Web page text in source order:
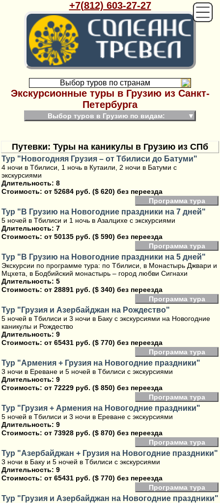
+7(812) 603-27-27
Выбор туров по странам
Экскурсионные туры в Грузию из Санкт-
Петербурга
Выбор туров в Грузию по видам: ▼
Путевки: Туры на каникулы в Грузию из СПб
Тур "Новогодняя Грузия – от Тбилиси до Батуми"
4 ночи в Тбилиси, 1 ночь в Кутаили, 2 ночи в Батуми с
экскурсиями
Длительность: 8
Стоимость: от 52684 руб. ($ 620) без переезда
Программа тура
Тур "В Грузию на Новогодние праздники на 7 дней"
5 ночей в Тбилиси и 1 ночь в Азалцихе с экскурсиями
Длительность: 7
Стоимость: от 50135 руб. ($ 590) без переезда
Программа тура
Тур "В Грузию на Новогодние праздники на 5 дней"
Экскурсии по программе тура: по Тбилиси, в Монастырь Джвари и
Мцхета, в Бодбийский монастырь – город любви Сигнахи
Длительность: 5
Стоимость: от 28891 руб. ($ 340) без переезда
Программа тура
Тур "Грузия и Азербайджан на Рождество"
5 ночей в Тбилиси и 3 ночи в Баку с экскурсиями на Новогодние
каникулы и Рождество
Длительность: 9
Стоимость: от 65431 руб. ($ 770) без переезда
Программа тура
Тур "Армения + Грузия на Новогодние праздники"
3 ночи в Ереване и 5 ночей в Тбилиси с экскурсиями
Длительность: 9
Стоимость: от 72229 руб. ($ 850) без переезда
Программа тура
Тур "Грузия + Армения на Новогодние праздники"
5 ночей в Тбилиси и 3 ночи в Ереване с экскурсиями
Длительность: 9
Стоимость: от 73928 руб. ($ 870) без переезда
Программа тура
Тур "Азербайджан + Грузия на Новогодние праздники"
3 ночи в Баку и 5 ночей в Тбилиси с экскурсиями
Длительность: 9
Стоимость: от 65431 руб. ($ 770) без переезда
Программа тура
Тур "Грузия и Азербайджан на Новогодние праздники"